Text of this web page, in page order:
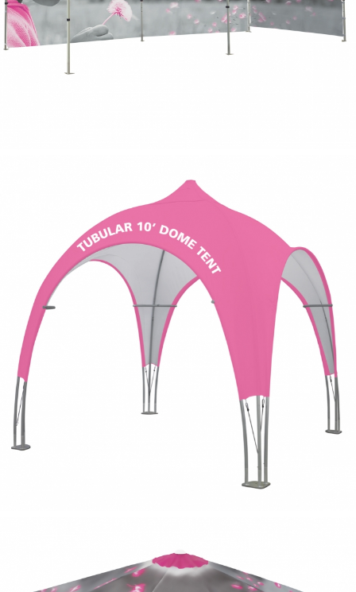
tubular
push pin